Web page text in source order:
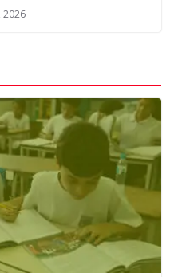
2026